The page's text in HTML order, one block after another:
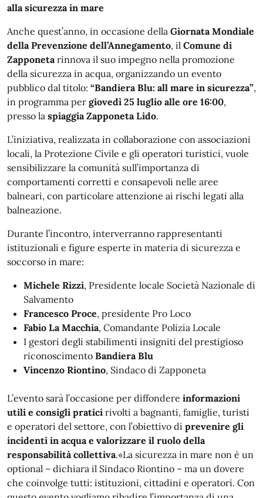
alla sicurezza in mare
Anche quest’anno, in occasione della Giornata Mondiale
della Prevenzione dell’Annegamento, il Comune di
Zapponetarinnova il suo impegno nella promozione
della sicurezza in acqua, organizzando un evento
pubblico dal titolo: “Bandiera Blu: all mare in sicurezza”,
in programma per giovedì 25 luglio alle ore 16:00,
presso la spiaggia Zapponeta Lido.
L’iniziativa, realizzata in collaborazione con associazioni
locali, la Protezione Civile e gli operatori turistici, vuole
sensibilizzare la comunità sull’importanza di
comportamenti corretti e consapevoli nelle aree
balneari, con particolare attenzione ai rischi legati alla
balneazione.
Durante l’incontro, interverranno rappresentanti
istituzionali e figure esperte in materia di sicurezza e
soccorso in mare:
Michele Rizzi, Presidente locale Società Nazionale di
Salvamento
Francesco Proce, presidente Pro Loco
Fabio La Macchia, Comandante Polizia Locale
I gestori degli stabilimenti insigniti del prestigioso
riconoscimento Bandiera Blu
Vincenzo Riontino, Sindaco di Zapponeta
L’evento sarà l’occasione per diffondere informazioni
utili e consigli pratici rivolti a bagnanti, famiglie, turisti
e operatori del settore, con l’obiettivo di prevenire gli
incidenti in acqua e valorizzare il ruolo della
responsabilità collettiva.«La sicurezza in mare non è un
optional – dichiara il Sindaco Riontino – ma un dovere
che coinvolge tutti: istituzioni, cittadini e operatori. Con